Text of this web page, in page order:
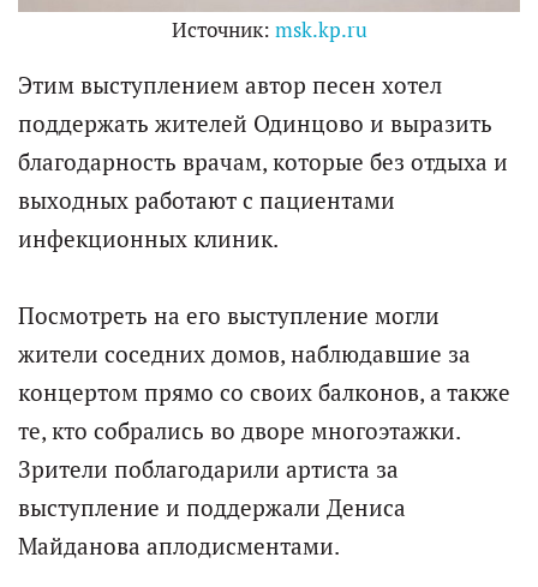
Источник: msk.kp.ru
Этим выступлением автор песен хотел
поддержать жителей Одинцово и выразить
благодарность врачам, которые без отдыха и
выходных работают с пациентами
инфекционных клиник.
Посмотреть на его выступление могли
жители соседних домов, наблюдавшие за
концертом прямо со своих балконов, а также
те, кто собрались во дворе многоэтажки.
Зрители поблагодарили артиста за
выступление и поддержали Дениса
Майданова аплодисментами.